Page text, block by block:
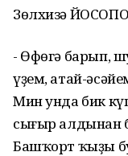
Зөлхизә
- Өфөгә барып,
үҙем, атай-
Мин унда бик
сығыр алдынан
Башҡорт ҡыҙы